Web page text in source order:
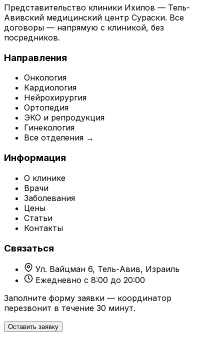
Представительство клиники Ихилов — Тель-
Авивский медицинский центр Сураски. Все
договоры — напрямую с клиникой, без
посредников.
Направления
Онкология
Кардиология
Нейрохирургия
Ортопедия
ЭКО и репродукция
Гинекология
Все отделения →
Информация
О клинике
Врачи
Заболевания
Цены
Статьи
Контакты
Связаться
Ул. Вайцман 6, Тель-Авив, Израиль
Ежедневно с 8:00 до 20:00
Заполните форму заявки — координатор
перезвонит в течение 30 минут.
Оставить заявку